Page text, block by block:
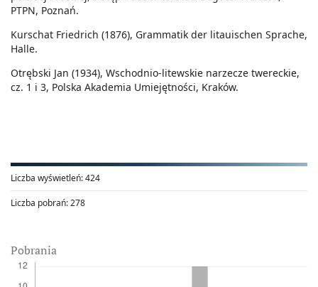
Liczba wyświetleń:424
Liczba pobrań:278
Pobrania
PTPN, Poznań.
Kurschat Friedrich (1876), Grammatik der litauischen Sprache,
Halle.
Otrębski Jan (1934), Wschodnio-litewskie narzecze twereckie,
cz. 1 i 3, Polska Akademia Umiejętności, Kraków.